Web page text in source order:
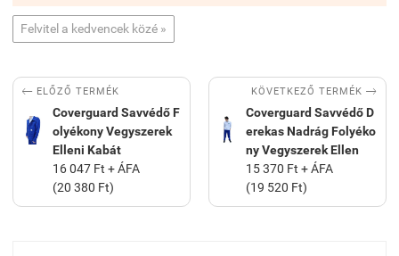
Felvitel a kedvencek közé »
 ELŐZŐ TERMÉK
Coverguard Savvédő F
olyékony Vegyszerek
Elleni Kabát
16 047 Ft + ÁFA
(20 380 Ft)
KÖVETKEZŐ TERMÉK 
Coverguard Savvédő D
erekas Nadrág Folyéko
ny Vegyszerek Ellen
15 370 Ft + ÁFA
(19 520 Ft)